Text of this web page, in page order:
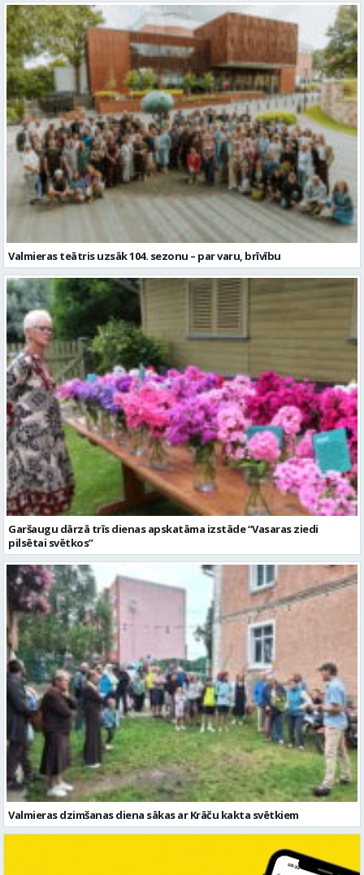
Valmieras teātris uzsāk 104. sezonu – par varu, brīvību
Garšaugu dārzā trīs dienas apskatāma izstāde “Vasaras ziedi
pilsētai svētkos”
Valmieras dzimšanas diena sākas ar Krāču kakta svētkiem